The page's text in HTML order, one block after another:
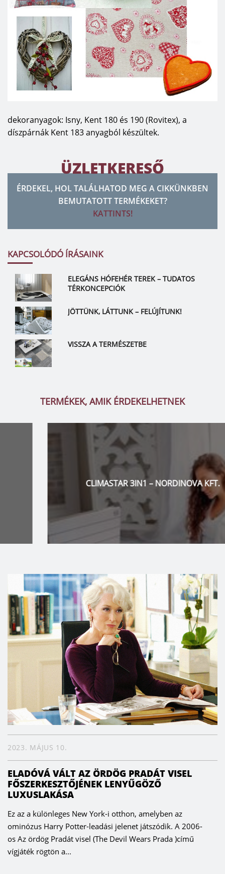
dekoranyagok: Isny, Kent 180 és 190 (Rovitex), a
díszpárnák Kent 183 anyagból készültek.
ÜZLETKERESŐ
ÉRDEKEL, HOL TALÁLHATOD MEG A CIKKÜNKBEN
BEMUTATOTT TERMÉKEKET?
KATTINTS!
KAPCSOLÓDÓ ÍRÁSAINK
ELEGÁNS HÓFEHÉR TEREK – TUDATOS
TÉRKONCEPCIÓK
JÖTTÜNK, LÁTTUNK – FELÚJÍTUNK!
VISSZA A TERMÉSZETBE
TERMÉKEK, AMIK ÉRDEKELHETNEK
CLIMASTAR 3IN1 – NORDINOVA KFT.
2023. MÁJUS 10.
ELADÓVÁ VÁLT AZ ÖRDÖG PRADÁT VISEL
FŐSZERKESZTŐJÉNEK LENYŰGÖZŐ
LUXUSLAKÁSA
Ez az a különleges New York-i otthon, amelyben az
ominózus Harry Potter-leadási jelenet játszódik. A 2006-
os Az ördög Pradát visel (The Devil Wears Prada )című
vígjáték rögtön a...